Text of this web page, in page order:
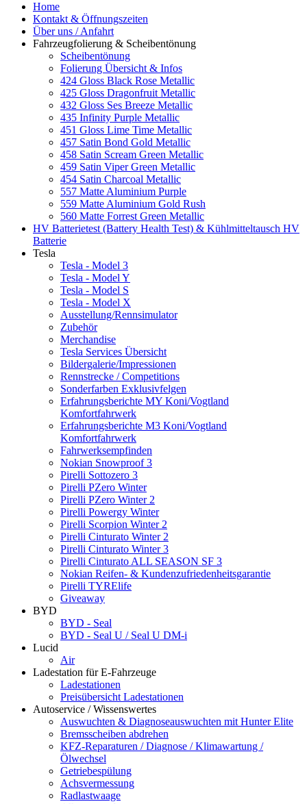
Home
Kontakt & Öffnungszeiten
Über uns / Anfahrt
Fahrzeugfolierung & Scheibentönung
Scheibentönung
Folierung Übersicht & Infos
424 Gloss Black Rose Metallic
425 Gloss Dragonfruit Metallic
432 Gloss Ses Breeze Metallic
435 Infinity Purple Metallic
451 Gloss Lime Time Metallic
457 Satin Bond Gold Metallic
458 Satin Scream Green Metallic
459 Satin Viper Green Metallic
454 Satin Charcoal Metallic
557 Matte Aluminium Purple
559 Matte Aluminium Gold Rush
560 Matte Forrest Green Metallic
HV Batterietest (Battery Health Test) & Kühlmitteltausch HV
Batterie
Tesla
Tesla - Model 3
Tesla - Model Y
Tesla - Model S
Tesla - Model X
Ausstellung/Rennsimulator
Zubehör
Merchandise
Tesla Services Übersicht
Bildergalerie/Impressionen
Rennstrecke / Competitions
Sonderfarben Exklusivfelgen
Erfahrungsberichte MY Koni/Vogtland
Komfortfahrwerk
Erfahrungsberichte M3 Koni/Vogtland
Komfortfahrwerk
Fahrwerksempfinden
Nokian Snowproof 3
Pirelli Sottozero 3
Pirelli PZero Winter
Pirelli PZero Winter 2
Pirelli Powergy Winter
Pirelli Scorpion Winter 2
Pirelli Cinturato Winter 2
Pirelli Cinturato Winter 3
Pirelli Cinturato ALL SEASON SF 3
Nokian Reifen- & Kundenzufriedenheitsgarantie
Pirelli TYRElife
Giveaway
BYD
BYD - Seal
BYD - Seal U / Seal U DM-i
Lucid
Air
Ladestation für E-Fahrzeuge
Ladestationen
Preisübersicht Ladestationen
Autoservice / Wissenswertes
Auswuchten & Diagnoseauswuchten mit Hunter Elite
Bremsscheiben abdrehen
KFZ-Reparaturen / Diagnose / Klimawartung /
Ölwechsel
Getriebespülung
Achsvermessung
Radlastwaage